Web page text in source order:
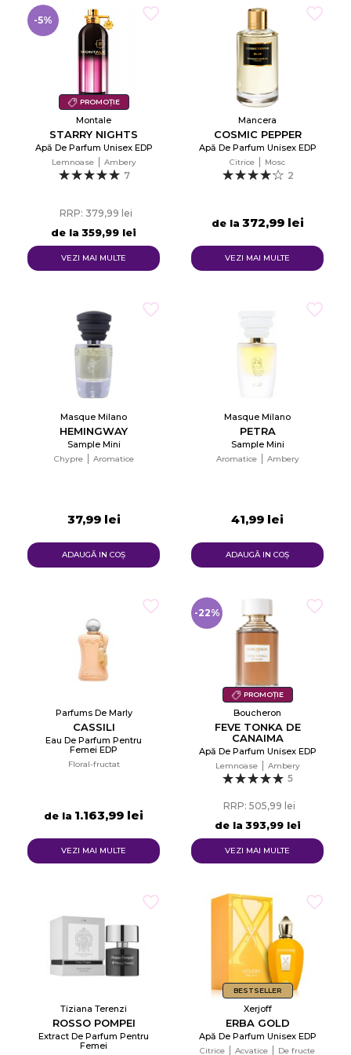
PROMOȚIE
-5%
Montale
STARRY NIGHTS
Apă De Parfum Unisex EDP
Lemnoase Ambery
7
de la
RRP: 379,99 lei
359,99 lei
VEZI MAI MULTE
Mancera
COSMIC PEPPER
Apă De Parfum Unisex EDP
Citrice Mosc
2
de la 372,99 lei
VEZI MAI MULTE
Masque Milano
HEMINGWAY
Sample Mini
Chypre Aromatice
37,99 lei
ADAUGĂ IN COŞ
Masque Milano
PETRA
Sample Mini
Aromatice Ambery
41,99 lei
ADAUGĂ IN COŞ
Parfums De Marly
CASSILI
Eau De Parfum Pentru
Femei EDP
Floral-fructat
de la 1.163,99 lei
VEZI MAI MULTE
PROMOȚIE
-22%
Boucheron
FEVE TONKA DE
CANAIMA
Apă De Parfum Unisex EDP
Lemnoase Ambery
5
de la
RRP: 505,99 lei
393,99 lei
VEZI MAI MULTE
Tiziana Terenzi
ROSSO POMPEI
Extract De Parfum Pentru
Femei
BESTSELLER
Xerjoff
ERBA GOLD
Apă De Parfum Unisex EDP
Citrice Acvatice De fructe
Anuleaza
Creeaza o lista de dorinte